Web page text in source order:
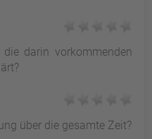
darin vorkommenden
über die gesamte Zeit?